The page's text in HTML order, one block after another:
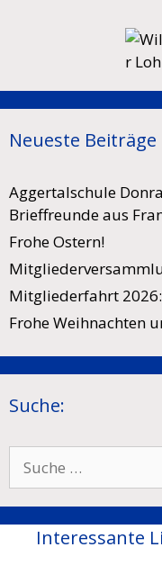
Neueste Beiträge
Aggertalschule
Brieffreunde aus
Frohe Ostern!
Mitgliederfahrt
Frohe Weihnachten
Suche:
nach:
Interessante